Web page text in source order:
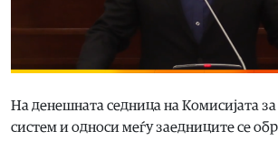
На денешната седница на Комисијата
систем и односи меѓу заедниците се